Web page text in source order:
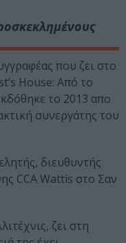
που ζει στο
House: Από το
το 2013 απο
συνεργάτης του
διευθυντής
CCA Wattis στο Σαν
ζει στη